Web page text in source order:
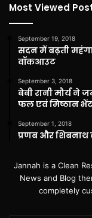
Most Viewed
September 19, 2018
सदन में बढ़ती
वॉकआउट
September 3, 2018
बेबी रानी मौर्य ने
फल एवं मिष्ठान
September 1, 2018
प्रणब और
Jannah is a Clean
News and Blog
completely